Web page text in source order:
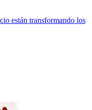
están transformando los